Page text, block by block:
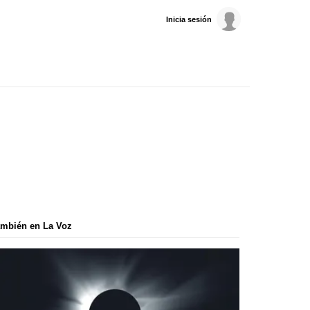
Inicia sesión
en La Voz